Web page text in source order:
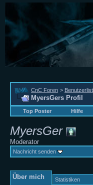
CnC Foren >
MyersGers Profil
Top Poster Hilfe
MyersGer
Moderator
Nachricht senden
Über mich Statistiken